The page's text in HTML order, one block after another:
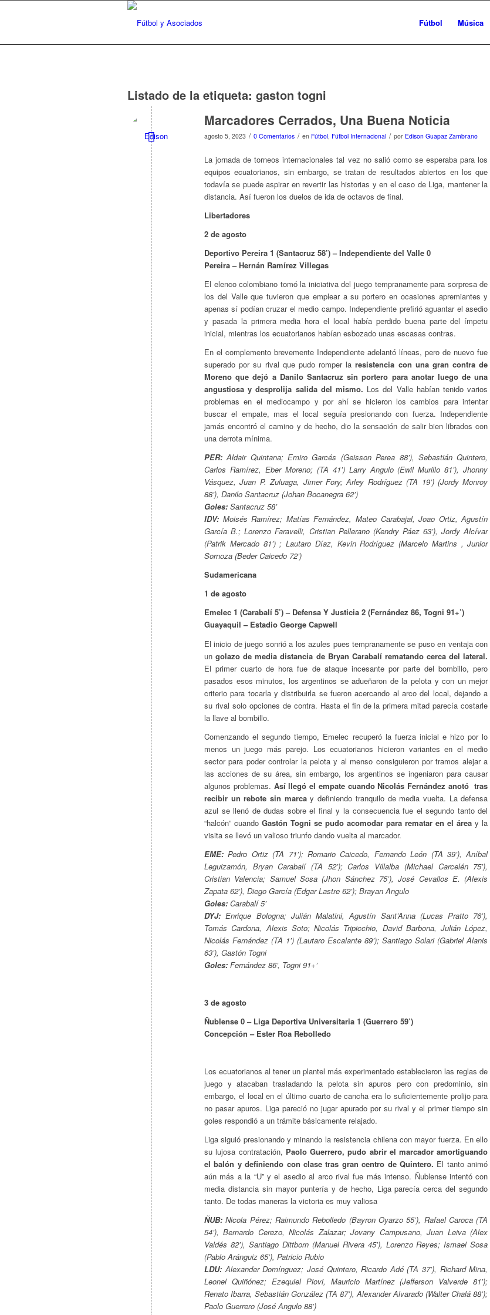
Fútbol Música
Listado de la etiqueta: gaston togni
Marcadores Cerrados, Una Buena Noticia
agosto 5, 2023 / 0 Comentarios / en Fútbol, Fútbol Internacional / por Edison Guapaz Zambrano
La jornada de torneos internacionales tal vez no salió como se esperaba para los
equipos ecuatorianos, sin embargo, se tratan de resultados abiertos en los que
todavía se puede aspirar en revertir las historias y en el caso de Liga, mantener la
distancia. Así fueron los duelos de ida de octavos de final.
Libertadores
2 de agosto
Deportivo Pereira 1 (Santacruz 58’) – Independiente del Valle 0
Pereira – Hernán Ramírez Villegas
El elenco colombiano tomó la iniciativa del juego tempranamente para sorpresa de
los del Valle que tuvieron que emplear a su portero en ocasiones apremiantes y
apenas sí podían cruzar el medio campo. Independiente prefirió aguantar el asedio
y pasada la primera media hora el local había perdido buena parte del ímpetu
inicial, mientras los ecuatorianos habían esbozado unas escasas contras.
En el complemento brevemente Independiente adelantó líneas, pero de nuevo fue
superado por su rival que pudo romper laresistencia con una gran contra de
Moreno que dejó a Danilo Santacruz sin portero para anotar luego de una
angustiosa y desprolija salida del mismo. Los del Valle habían tenido varios
problemas en el mediocampo y por ahí se hicieron los cambios para intentar
buscar el empate, mas el local seguía presionando con fuerza. Independiente
jamás encontró el camino y de hecho, dio la sensación de salir bien librados con
una derrota mínima.
PER: Aldair Quintana; Emiro Garcés (Geisson Perea 88’), Sebastián Quintero,
Carlos Ramírez, Eber Moreno; (TA 41’) Larry Angulo (Ewil Murillo 81’), Jhonny
Vásquez, Juan P. Zuluaga, Jimer Fory; Arley Rodríguez (TA 19’) (Jordy Monroy
88’), Danilo Santacruz (Johan Bocanegra 62’)
Goles: Santacruz 58’
IDV: Moisés Ramírez; Matías Fernández, Mateo Carabajal, Joao Ortiz, Agustín
García B.; Lorenzo Faravelli, Cristian Pellerano (Kendry Páez 63’), Jordy Alcívar
(Patrik Mercado 81’) ; Lautaro Díaz, Kevin Rodríguez (Marcelo Martins , Junior
Sornoza (Beder Caicedo 72’)
Sudamericana
1 de agosto
Emelec 1 (Carabalí 5’) – Defensa Y Justicia 2 (Fernández 86, Togni 91+’)
Guayaquil – Estadio George Capwell
El inicio de juego sonrió a los azules pues tempranamente se puso en ventaja con
ungolazo de media distancia de Bryan Carabalí rematando cerca del lateral.
El primer cuarto de hora fue de ataque incesante por parte del bombillo, pero
pasados esos minutos, los argentinos se adueñaron de la pelota y con un mejor
criterio para tocarla y distribuirla se fueron acercando al arco del local, dejando a
su rival solo opciones de contra. Hasta el fin de la primera mitad parecía costarle
la llave al bombillo.
Comenzando el segundo tiempo, Emelec recuperó la fuerza inicial e hizo por lo
menos un juego más parejo. Los ecuatorianos hicieron variantes en el medio
sector para poder controlar la pelota y al menso consiguieron por tramos alejar a
las acciones de su área, sin embargo, los argentinos se ingeniaron para causar
algunos problemas. Así llegó el empate cuando Nicolás Fernández anotó tras
recibir un rebote sin marcay definiendo tranquilo de media vuelta. La defensa
azul se llenó de dudas sobre el final y la consecuencia fue el segundo tanto del
“halcón” cuandoGastón Togni se pudo acomodar para rematar en el área y la
visita se llevó un valioso triunfo dando vuelta al marcador.
EME: Pedro Ortiz (TA 71’); Romario Caicedo, Fernando León (TA 39’), Aníbal
Leguizamón, Bryan Carabalí (TA 52’); Carlos Villalba (Michael Carcelén 75’),
Cristian Valencia; Samuel Sosa (Jhon Sánchez 75’), José Cevallos E. (Alexis
Zapata 62’), Diego García (Edgar Lastre 62’); Brayan Angulo
Goles: Carabalí 5’
DYJ: Enrique Bologna; Julián Malatini, Agustín Sant’Anna (Lucas Pratto 76’),
Tomás Cardona, Alexis Soto; Nicolás Tripicchio, David Barbona, Julián López,
Nicolás Fernández (TA 1’) (Lautaro Escalante 89’); Santiago Solari (Gabriel Alanis
63’), Gastón Togni
Goles: Fernández 86’, Togni 91+’
3 de agosto
Ñublense 0 – Liga Deportiva Universitaria 1 (Guerrero 59’)
Concepción – Ester Roa Rebolledo
Los ecuatorianos al tener un plantel más experimentado establecieron las reglas de
juego y atacaban trasladando la pelota sin apuros pero con predominio, sin
embargo, el local en el último cuarto de cancha era lo suficientemente prolijo para
no pasar apuros. Liga pareció no jugar apurado por su rival y el primer tiempo sin
goles respondió a un trámite básicamente relajado.
Liga siguió presionando y minando la resistencia chilena con mayor fuerza. En ello
su lujosa contratación, Paolo Guerrero, pudo abrir el marcador amortiguando
el balón y definiendo con clase tras gran centro de Quintero. El tanto animó
aún más a la “U” y el asedio al arco rival fue más intenso. Ñublense intentó con
media distancia sin mayor puntería y de hecho, Liga parecía cerca del segundo
tanto. De todas maneras la victoria es muy valiosa
ÑUB: Nicola Pérez; Raimundo Rebolledo (Bayron Oyarzo 55’), Rafael Caroca (TA
54’), Bernardo Cerezo, Nicolás Zalazar; Jovany Campusano, Juan Leiva (Alex
Valdés 82’), Santiago Dittborn (Manuel Rivera 45’), Lorenzo Reyes; Ismael Sosa
(Pablo Aránguiz 65’), Patricio Rubio
LDU: Alexander Domínguez; José Quintero, Ricardo Adé (TA 37’), Richard Mina,
Leonel Quiñónez; Ezequiel Piovi, Mauricio Martínez (Jefferson Valverde 81’);
Renato Ibarra, Sebastián González (TA 87’), Alexander Alvarado (Walter Chalá 88’);
Paolo Guerrero (José Angulo 88’)